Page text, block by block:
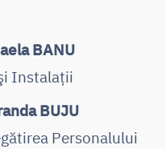
BANU
Instalaţii
BUJU
Personalului